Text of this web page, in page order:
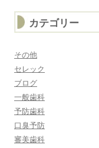
カテゴリー
その他
セレック
ブログ
一般歯科
予防歯科
口臭予防
審美歯科